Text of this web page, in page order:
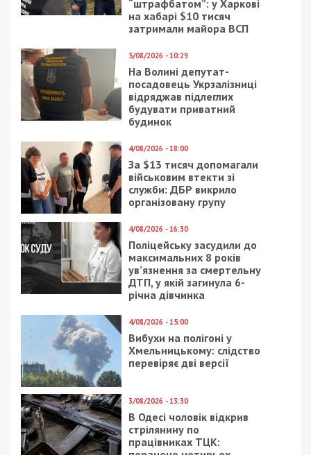
Предыдущая статья:
На Днепропетровщине халатность
таможенников обошлась государству в
145 миллионов
Следующая статья:
В Днепре приняли дизайн-код для
адресных табличек
ГРОШІ
1/04/2019 - 17:30
Стало известно, кто
организует фестиваль
юмора в Днепре
Евробляхи и “Порш” за
2 миллиона: что
получают и на чем
ездят днепровские
“слуги народа”